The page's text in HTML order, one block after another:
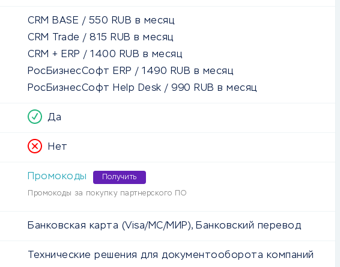
CRM BASE / 550 RUB в месяц
CRM Trade / 815 RUB в месяц
CRM + ERP / 1400 RUB в месяц
РосБизнесСофт ERP / 1490 RUB в месяц
РосБизнесСофт Help Desk / 990 RUB в месяц
Да
Нет
Промокоды Получить
Промокоды за покупку партнерского ПО
Банковская карта (Visa/MC/МИР), Банковский перевод
Технические решения для документооборота компаний